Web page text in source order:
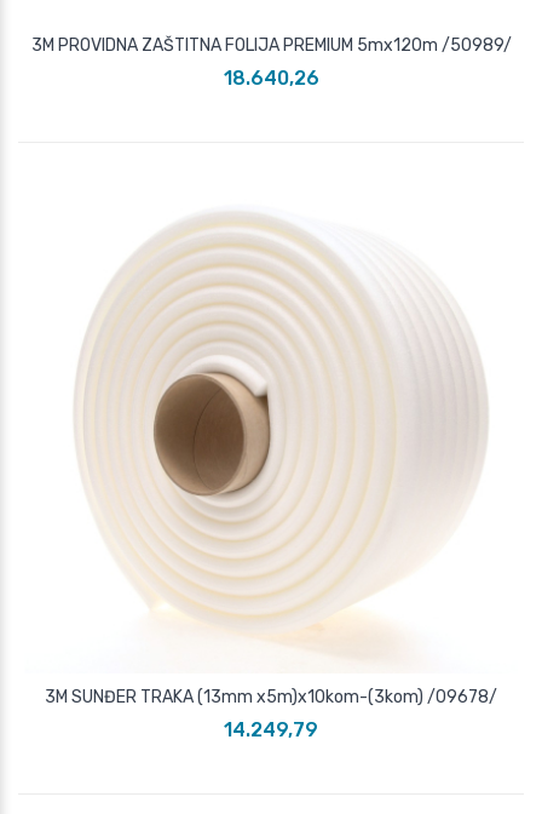
3M PROVIDNA ZAŠTITNA FOLIJA PREMIUM 5mx120m /50989/
18.640,26
3M SUNĐER TRAKA (13mm x5m)x10kom-(3kom) /09678/
14.249,79